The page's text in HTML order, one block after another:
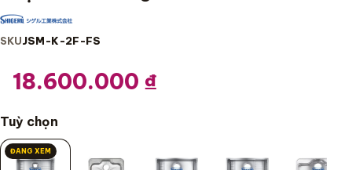
SKUJSM-K-2F-FS
18.600.000 ₫
Tuỳ chọn
ĐANG XEM